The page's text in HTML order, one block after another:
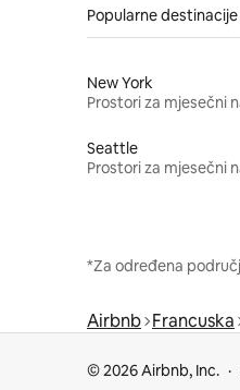
Popularne
New York
Prostori za mjesečni
Seattle
Prostori za mjesečni
*Za određena
Airbnb Francuska
© 2026 Airbnb, Inc.